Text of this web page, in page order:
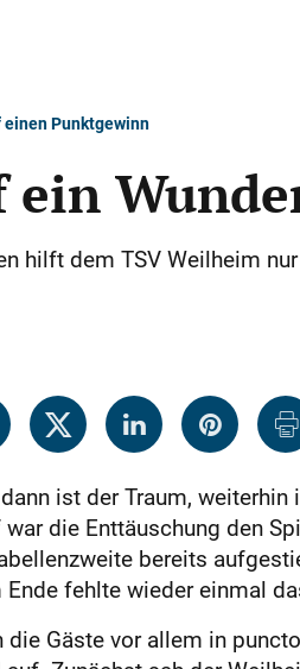
Punktgewinn
hilft dem TSV Weilheim
ist der Traum,
die Enttäuschung den
bereits
fehlte wieder einmal
Gäste vor allem in